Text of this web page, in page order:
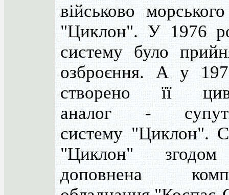
військово
"Циклон". У 1976
систему було
озброєння. А у
створено її
аналог -
систему "Циклон".
"Циклон"
доповнена